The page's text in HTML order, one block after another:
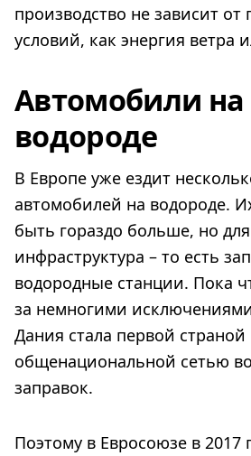
производство не зависит от
условий, как энергия ветра
Автомобили на
водороде
В Европе уже ездит
автомобилей на водороде.
быть гораздо больше, но
инфраструктура – то есть
водородные станции. Пока
за немногими
Дания стала первой
общенациональной сетью
заправок.
Поэтому в Евросоюзе в 2017